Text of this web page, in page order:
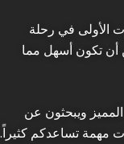
الأولى في رحلة
أن تكون أسهل مما
ويبحثون عن
مهمة تساعدكم كثيراً.